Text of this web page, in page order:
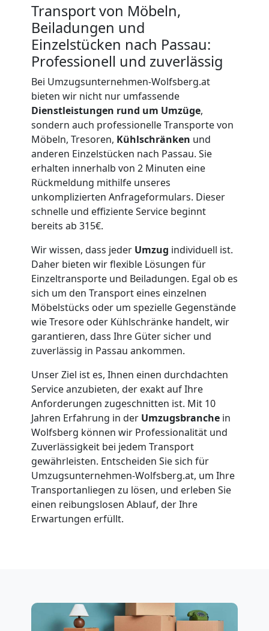
Transport von Möbeln,
Beiladungen und
Einzelstücken nach Passau:
Professionell und zuverlässig
Bei Umzugsunternehmen-Wolfsberg.at
bieten wir nicht nur umfassende
Dienstleistungen rund um Umzüge,
sondern auch professionelle Transporte von
Möbeln, Tresoren, Kühlschränken und
anderen Einzelstücken nach Passau. Sie
erhalten innerhalb von 2 Minuten eine
Rückmeldung mithilfe unseres
unkomplizierten Anfrageformulars. Dieser
schnelle und effiziente Service beginnt
bereits ab 315€.
Wir wissen, dass jeder Umzug individuell ist.
Daher bieten wir flexible Lösungen für
Einzeltransporte und Beiladungen. Egal ob es
sich um den Transport eines einzelnen
Möbelstücks oder um spezielle Gegenstände
wie Tresore oder Kühlschränke handelt, wir
garantieren, dass Ihre Güter sicher und
zuverlässig in Passau ankommen.
Unser Ziel ist es, Ihnen einen durchdachten
Service anzubieten, der exakt auf Ihre
Anforderungen zugeschnitten ist. Mit 10
Jahren Erfahrung in der Umzugsbranche in
Wolfsberg können wir Professionalität und
Zuverlässigkeit bei jedem Transport
gewährleisten. Entscheiden Sie sich für
Umzugsunternehmen-Wolfsberg.at, um Ihre
Transportanliegen zu lösen, und erleben Sie
einen reibungslosen Ablauf, der Ihre
Erwartungen erfüllt.
Wolfsberg
Umzug
und
Lagerung
Wolfsberg
Full-
Service-
Umzug
Wolfsberg
Qualitäts-
Umzüge
Wolfsberg
Vereinsumzug
Wolfsberg
Anfrage
National